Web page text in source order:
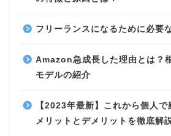
フリーランスになるために必要
Amazon急成長した理由とは？
モデルの紹介
【2023年最新】これから個人
メリットとデメリットを徹底解